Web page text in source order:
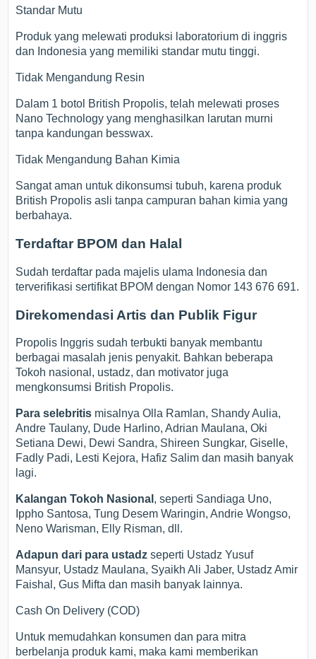
Standar Mutu
Produk yang melewati produksi laboratorium di inggris
dan Indonesia yang memiliki standar mutu tinggi.
Tidak Mengandung Resin
Dalam 1 botol British Propolis, telah melewati proses
Nano Technology yang menghasilkan larutan murni
tanpa kandungan besswax.
Tidak Mengandung Bahan Kimia
Sangat aman untuk dikonsumsi tubuh, karena produk
British Propolis asli tanpa campuran bahan kimia yang
berbahaya.
Terdaftar BPOM dan Halal
Sudah terdaftar pada majelis ulama Indonesia dan
terverifikasi sertifikat BPOM dengan Nomor 143 676 691.
Direkomendasi Artis dan Publik Figur
Propolis Inggris sudah terbukti banyak membantu
berbagai masalah jenis penyakit. Bahkan beberapa
Tokoh nasional, ustadz, dan motivator juga
mengkonsumsi British Propolis.
Para selebritis misalnya Olla Ramlan, Shandy Aulia,
Andre Taulany, Dude Harlino, Adrian Maulana, Oki
Setiana Dewi, Dewi Sandra, Shireen Sungkar, Giselle,
Fadly Padi, Lesti Kejora, Hafiz Salim dan masih banyak
lagi.
Kalangan Tokoh Nasional , seperti Sandiaga Uno,
Ippho Santosa, Tung Desem Waringin, Andrie Wongso,
Neno Warisman, Elly Risman, dll.
Adapun dari para ustadz seperti Ustadz Yusuf
Mansyur, Ustadz Maulana, Syaikh Ali Jaber, Ustadz Amir
Faishal, Gus Mifta dan masih banyak lainnya.
Cash On Delivery (COD)
Untuk memudahkan konsumen dan para mitra
berbelanja produk kami, maka kami memberikan